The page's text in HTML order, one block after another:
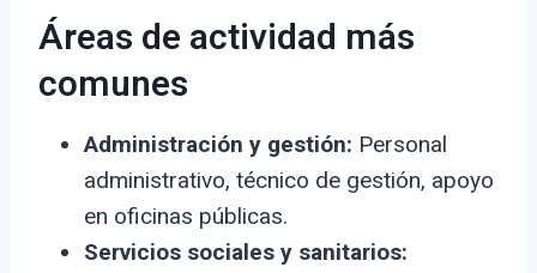
Áreas de actividad más
comunes
Administración y gestión: Personal
administrativo, técnico de gestión, apoyo
en oficinas públicas.
Servicios sociales y sanitarios: